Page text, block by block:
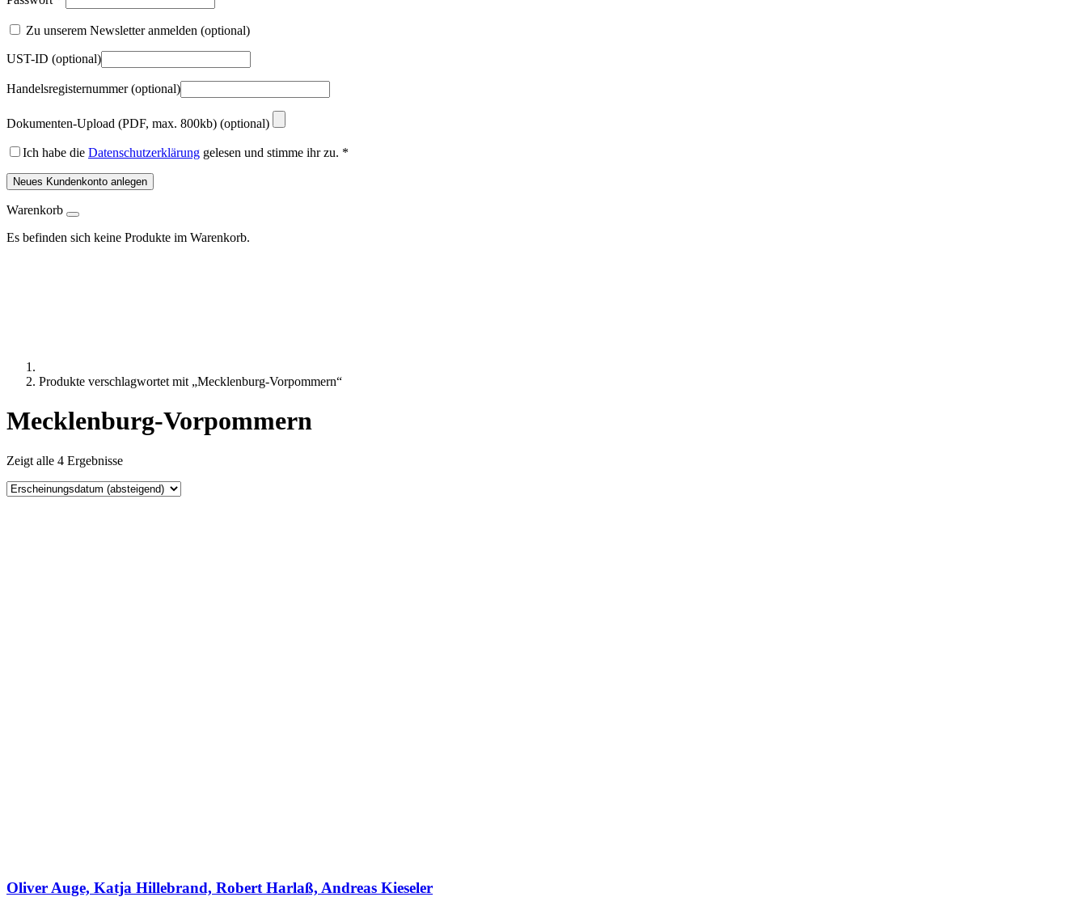
Zu unserem Newsletter anmelden (optional)
UST-ID (optional)
Handelsregisternummer(optional)
Dokumenten-Upload (PDF, max. 800kb) (optional)
Ich habe die Datenschutzerklärung gelesen und stimme ihr zu. *
Neues Kundenkonto anlegen
Warenkorb
Es befinden sich keine Produkte im Warenkorb.
Produkte verschlagwortet mit „Mecklenburg-Vorpommern“
Mecklenburg-Vorpommern
Zeigt alle 4 Ergebnisse
Oliver Auge, Katja Hillebrand, Robert Harlaß, Andreas Kieseler